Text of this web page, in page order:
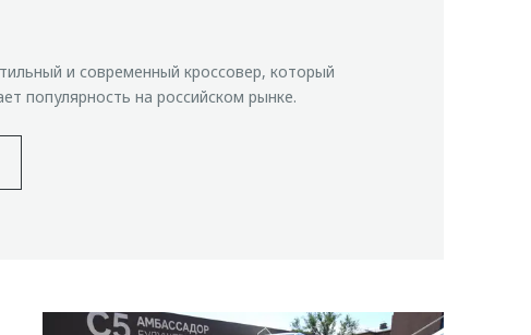
и современный кроссовер, который
популярность на российском рынке.